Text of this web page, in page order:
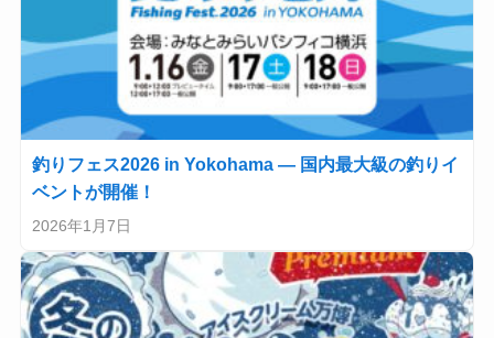
釣りフェス2026 in Yokohama — 国内最大級の釣りイ
ベントが開催！
2026年1月7日